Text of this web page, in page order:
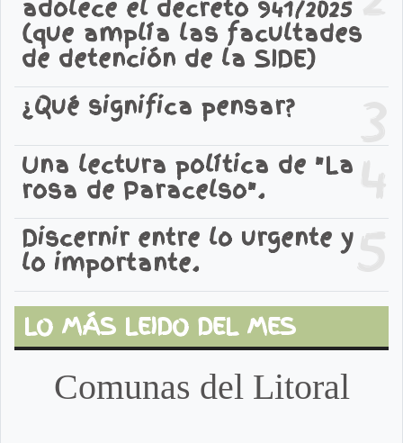
adolece el decreto 941/2025
(que amplía las facultades
de detención de la SIDE)
3
¿Qué significa pensar?
4
Una lectura política de "La
rosa de Paracelso".
5
Discernir entre lo urgente y
lo importante.
LO MÁS LEIDO DEL MES
Comunas del Litoral